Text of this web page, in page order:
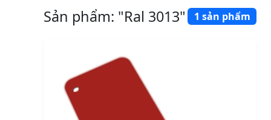
Sản phẩm: "Ral 3013" 1 sản phẩm